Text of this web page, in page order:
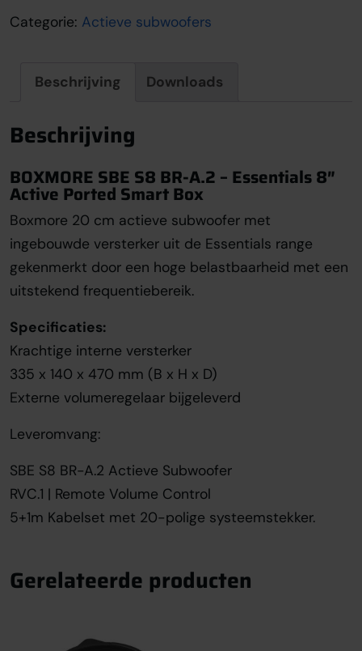
Categorie: Actieve subwoofers
Beschrijving Downloads
Beschrijving
BOXMORE SBE S8 BR-A.2 – Essentials 8″
Active Ported Smart Box
Boxmore 20 cm actieve subwoofer met
ingebouwde versterker uit de Essentials range
gekenmerkt door een hoge belastbaarheid met een
uitstekend frequentiebereik.
Specificaties:
Krachtige interne versterker
335 x 140 x 470 mm (B x H x D)
Externe volumeregelaar bijgeleverd
Leveromvang:
SBE S8 BR-A.2 Actieve Subwoofer
RVC.1 | Remote Volume Control
5+1m Kabelset met 20-polige systeemstekker.
Gerelateerde producten